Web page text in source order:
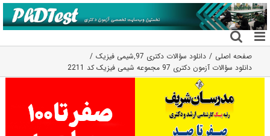
رفتن
به
محتوا
صفحه اصلی دانلود سؤالات دکتری 97 ,شیمی فیزیک
دانلود سؤالات آزمون دکتری 97 مجموعه شیمی فیزیک کد 2211